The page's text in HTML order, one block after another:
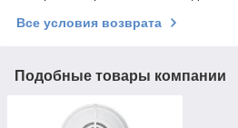
Все условия возврата
Подобные товары компании